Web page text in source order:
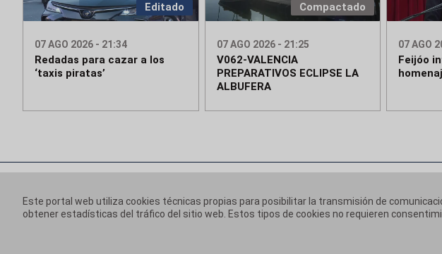
Editado
07 AGO 2026 - 21:34
Redadas para cazar a los
‘taxis piratas’
Compactado
07 AGO 2026 - 21:25
V062-VALENCIA
PREPARATIVOS ECLIPSE LA
ALBUFERA
07 AGO
Feijóo
Este portal web utiliza cookies técnicas propias para posibilitar la transmisión de
obtener estadísticas del tráfico del sitio web. Estos tipos de cookies no requieren